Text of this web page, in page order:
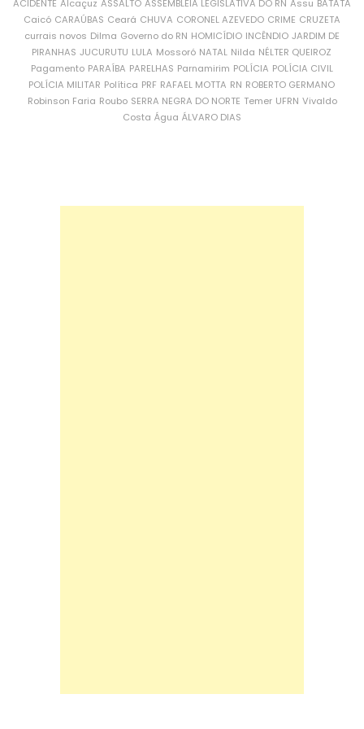
ACIDENTE Alcaçuz ASSALTO ASSEMBLEIA LEGISLATIVA DO RN Assu BATATA
Caicó CARAÚBAS Ceará CHUVA CORONEL AZEVEDO CRIME CRUZETA
currais novos Dilma Governo do RN HOMICÍDIO INCÊNDIO JARDIM DE
PIRANHAS JUCURUTU LULA Mossoró NATAL Nilda NÉLTER QUEIROZ
Pagamento PARAÍBA PARELHAS Parnamirim POLÍCIA POLÍCIA CIVIL
POLÍCIA MILITAR Política PRF RAFAEL MOTTA RN ROBERTO GERMANO
Robinson Faria Roubo SERRA NEGRA DO NORTE Temer UFRN Vivaldo
Costa Água ÁLVARO DIAS